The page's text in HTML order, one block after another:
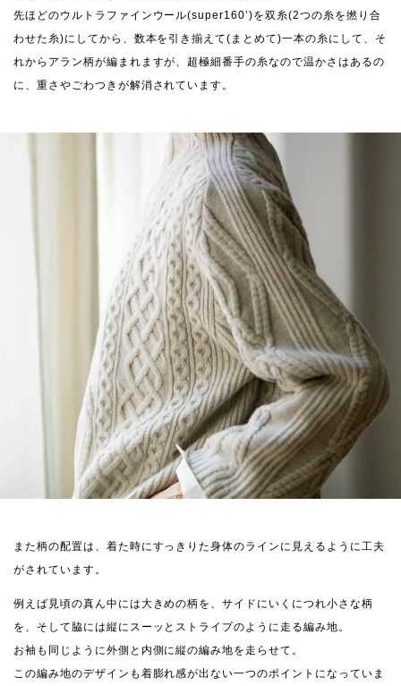
先ほどのウルトラファインウール(super160’)を双糸(2つの糸を撚り合
わせた糸)にしてから、数本を引き揃えて(まとめて)一本の糸にして、そ
れからアラン柄が編まれますが、超極細番手の糸なので温かさはあるの
に、重さやごわつきが解消されています。
また柄の配置は、着た時にすっきりた身体のラインに見えるように工夫
がされています。
例えば見頃の真ん中には大きめの柄を、サイドにいくにつれ小さな柄
を、そして脇には縦にスーッとストライプのように走る編み地。
お袖も同じように外側と内側に縦の編み地を走らせて。
この編み地のデザインも着膨れ感が出ない一つのポイントになっていま